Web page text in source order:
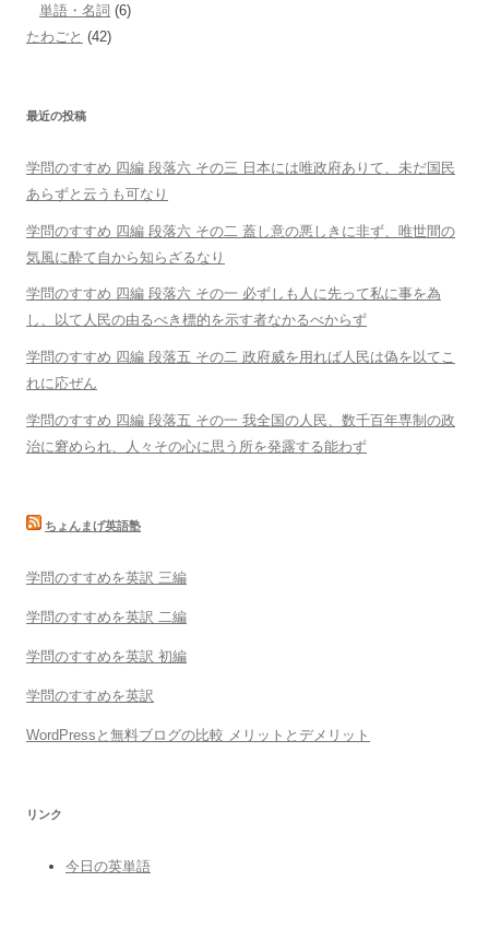
単語・名詞 (6)
たわごと (42)
最近の投稿
学問のすすめ 四編 段落六 その三 日本には唯政府ありて、未だ国民
あらずと云うも可なり
学問のすすめ 四編 段落六 その二 蓋し意の悪しきに非ず、唯世間の
気風に酔て自から知らざるなり
学問のすすめ 四編 段落六 その一 必ずしも人に先って私に事を為
し、以て人民の由るべき標的を示す者なかるべからず
学問のすすめ 四編 段落五 その二 政府威を用れば人民は偽を以てこ
れに応ぜん
学問のすすめ 四編 段落五 その一 我全国の人民、数千百年専制の政
治に窘められ、人々その心に思う所を発露する能わず
ちょんまげ英語塾
学問のすすめを英訳 三編
学問のすすめを英訳 二編
学問のすすめを英訳 初編
学問のすすめを英訳
WordPressと無料ブログの比較 メリットとデメリット
リンク
今日の英単語